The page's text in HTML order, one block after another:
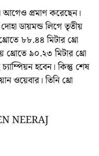
আগেও প্রমাণ করেছেন।
ডায়মন্ড লিগে তৃতীয়
৮৮.৪৪ মিটার থ্রো
থ্রোতে ৯০.২৩ মিটার থ্রো
হবেন। কিন্তু শেষ
ওয়েবার। তিনি থ্রো
NEERAJ